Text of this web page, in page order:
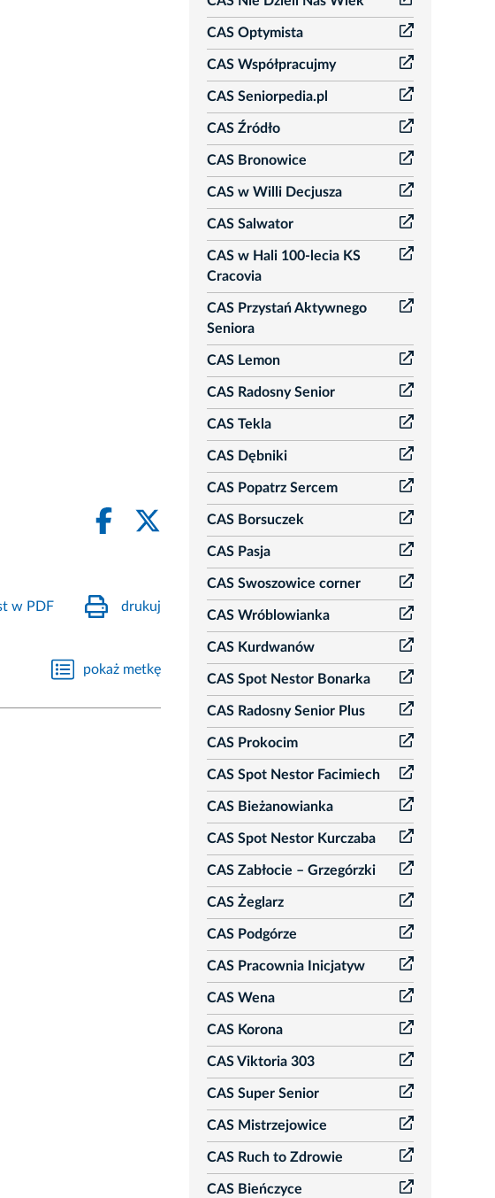
w PDF drukuj
pokaż metkę
CAS Optymista
CAS Współpracujmy
CAS Seniorpedia.pl
CAS Źródło
CAS Bronowice
CAS w Willi Decjusza
CAS Salwator
CAS w Hali 100-lecia KS
Cracovia
CAS Przystań Aktywnego
Seniora
CAS Lemon
CAS Radosny Senior
CAS Tekla
CAS Dębniki
CAS Popatrz Sercem
CAS Borsuczek
CAS Pasja
CAS Swoszowice corner
CAS Wróblowianka
CAS Kurdwanów
CAS Spot Nestor Bonarka
CAS Radosny Senior Plus
CAS Prokocim
CAS Spot Nestor Facimiech
CAS Bieżanowianka
CAS Spot Nestor Kurczaba
CAS Zabłocie – Grzegórzki
CAS Żeglarz
CAS Podgórze
CAS Pracownia Inicjatyw
CAS Wena
CAS Korona
CAS Viktoria 303
CAS Super Senior
CAS Mistrzejowice
CAS Ruch to Zdrowie
CAS Bieńczyce